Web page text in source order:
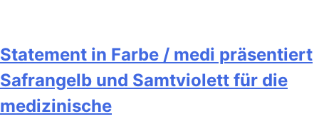
Statement in Farbe / medi präsentiert
Safrangelb und Samtviolett für die
medizinische